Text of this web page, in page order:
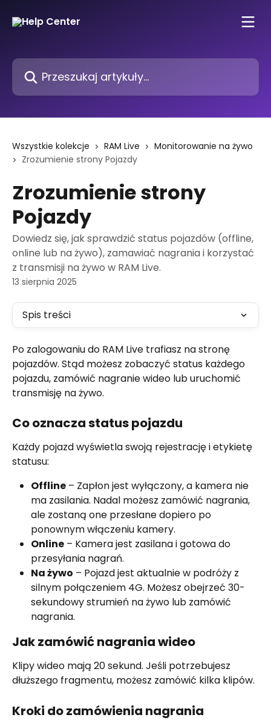
Przeszukaj artykuły...
Wszystkie kolekcje RAM Live
Monitorowanie na żywo
Zrozumienie strony Pojazdy
Zrozumienie strony
Pojazdy
Dowiedz się, jak sprawdzić status pojazdów (offline,
online lub na żywo), zamawiać nagrania i korzystać
z transmisji na żywo w RAM Live.
13 sierpnia 2025
Spis treści
Po zalogowaniu do RAM Live trafiasz na stronę
pojazdów. Stąd możesz zobaczyć status każdego
pojazdu, zamówić nagranie wideo lub uruchomić
transmisję na żywo.
Co oznacza status pojazdu
Każdy pojazd wyświetla swoją rejestrację i etykietę
statusu:
Offline – Zapłon jest wyłączony, a kamera nie
ma zasilania. Nadal możesz zamówić nagrania,
ale zostaną one przesłane dopiero po
ponownym włączeniu kamery.
Online – Kamera jest zasilana i gotowa do
przesyłania nagrań.
Na żywo – Pojazd jest aktualnie w podróży z
silnym połączeniem 4G. Możesz obejrzeć 30-
sekundowy strumień na żywo lub zamówić
nagrania.
Jak zamówić nagrania wideo
Klipy wideo mają 20 sekund. Jeśli potrzebujesz
dłuższego fragmentu, możesz zamówić kilka klipów.
Kroki do zamówienia nagrania